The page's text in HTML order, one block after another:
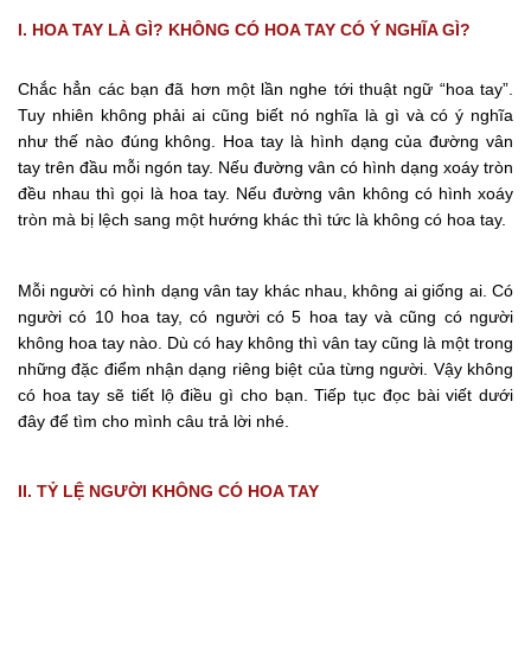
I. HOA TAY LÀ GÌ? KHÔNG CÓ HOA TAY CÓ Ý NGHĨA GÌ?
Chắc hẳn các bạn đã hơn một lần nghe tới thuật ngữ “hoa tay”.
Tuy nhiên không phải ai cũng biết nó nghĩa là gì và có ý nghĩa
như thế nào đúng không. Hoa tay là hình dạng của đường vân
tay trên đầu mỗi ngón tay. Nếu đường vân có hình dạng xoáy tròn
đều nhau thì gọi là hoa tay. Nếu đường vân không có hình xoáy
tròn mà bị lệch sang một hướng khác thì tức là không có hoa tay.
Mỗi người có hình dạng vân tay khác nhau, không ai giống ai. Có
người có 10 hoa tay, có người có 5 hoa tay và cũng có người
không hoa tay nào. Dù có hay không thì vân tay cũng là một trong
những đặc điểm nhận dạng riêng biệt của từng người. Vậy không
có hoa tay sẽ tiết lộ điều gì cho bạn. Tiếp tục đọc bài viết dưới
đây để tìm cho mình câu trả lời nhé.
II. TỶ LỆ NGƯỜI KHÔNG CÓ HOA TAY